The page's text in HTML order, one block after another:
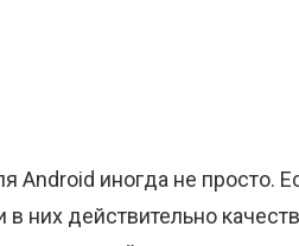
Android иногда не просто.
в них действительно